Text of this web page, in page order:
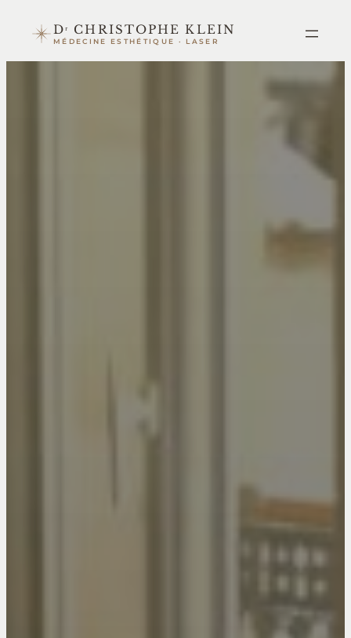
Dʳ CHRISTOPHE KLEIN
MÉDECINE ESTHÉTIQUE · LASER